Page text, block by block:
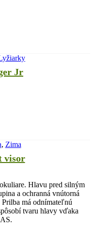
Jr
, Zima
visor
Hlavu pred silným
a ochranná vnútorná
Prilba má odnímateľnú
tvaru hlavy vďaka